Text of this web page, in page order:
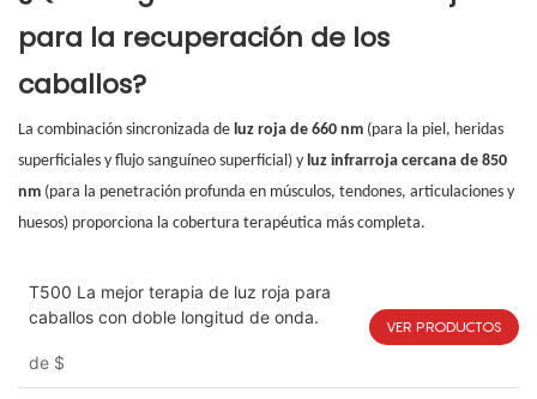
para la recuperación de los
caballos?
La combinación sincronizada de luz roja de 660 nm (para la piel, heridas
superficiales y flujo sanguíneo superficial) y luz infrarroja cercana de 850
nm (para la penetración profunda en músculos, tendones, articulaciones y
huesos) proporciona la cobertura terapéutica más completa.
T500 La mejor terapia de luz roja para
caballos con doble longitud de onda.
de $
VER PRODUCTOS